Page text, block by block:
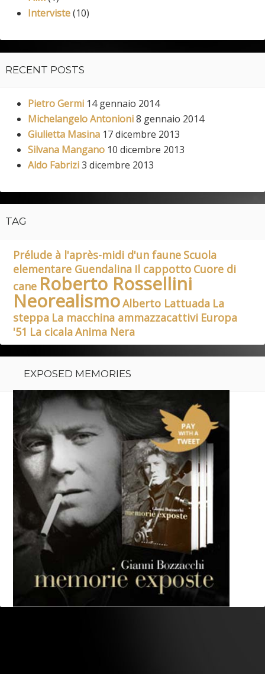
Interviste(10)
RECENT POSTS
Pietro Germi 14 gennaio 2014
Michelangelo Antonioni8 gennaio 2014
Giulietta Masina 17 dicembre 2013
Silvana Mangano 10 dicembre 2013
Aldo Fabrizi3 dicembre 2013
TAG
Prélude à l'après-midi d'un faune Scuola
elementare Guendalina Il cappotto Cuore di
cane Roberto Rossellini
NeorealismoAlberto Lattuada La
steppa La macchina ammazzacattivi Europa
'51 La cicalaAnima Nera
EXPOSED MEMORIES